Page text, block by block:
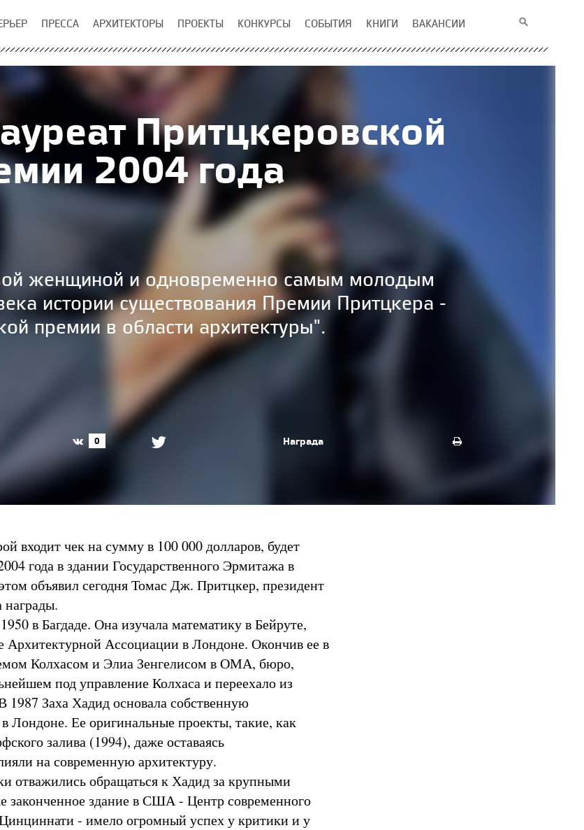
ПРЕССА АРХИТЕКТОРЫ ПРОЕКТЫ КОНКУРСЫ СОБЫТИЯ КНИГИ ВАКАНСИИ
Притцкеровской
2004 года
женщиной и одновременно самым молодым
истории существования Премии Притцкера -
премии в области архитектуры".
0 Награда
входит чек на сумму в 100 000 долларов, будет
года в здании Государственного Эрмитажа в
объявил сегодня Томас Дж. Притцкер, президент
в Багдаде. Она изучала математику в Бейруте,
Архитектурной Ассоциации в Лондоне. Окончив ее в
Колхасом и Элиа Зенгелисом в ОМА, бюро,
под управление Колхаса и переехало из
1987 Заха Хадид основала собственную
Лондоне. Ее оригинальные проекты, такие, как
залива (1994), даже оставаясь
на современную архитектуру.
отважились обращаться к Хадид за крупными
законченное здание в США - Центр современного
Цинциннати - имело огромный успех у критики и у